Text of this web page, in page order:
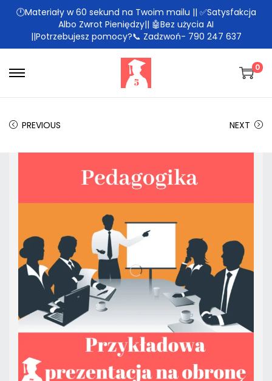
🕛Materiały w 60 sekund na Twoim mailu || ✅Satysfakcja
Albo Zwrot Pieniędzy|| 🤖Bez użycia AI
||Potrzebujesz pomocy?📞 Zadzwoń- 790 247 637
0
PREVIOUS NEXT